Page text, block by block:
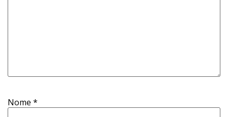
Nome *